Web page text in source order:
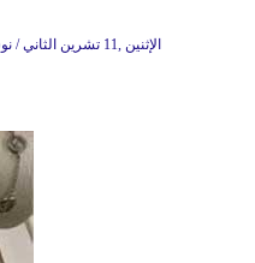
07:03 2024 الإثنين ,11 تشرين الثاني / نوفمبر